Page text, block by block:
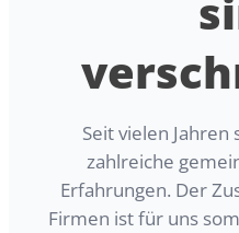
Seit vielen
zahlreiche
Erfahrungen. Der
Firmen ist für uns